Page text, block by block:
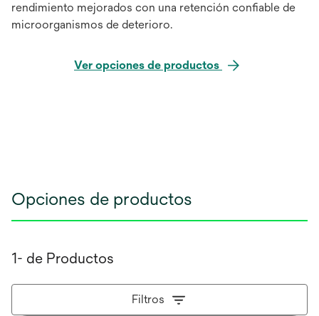
rendimiento mejorados con una retención confiable de
microorganismos de deterioro.
Ver opciones de productos
Opciones de productos
1- de Productos
Filtros